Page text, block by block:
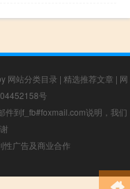
网站分类目录 | 精选推荐文章 | 网
号
件到f_fb#foxmail.com说明，我们
性广告及商业合作